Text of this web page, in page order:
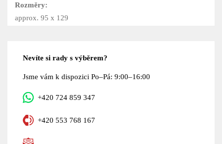
Rozměry:
approx. 95 x 129
Nevíte si rady s výběrem?
Jsme vám k dispozici Po–Pá: 9:00–16:00
+420 724 859 347
+420 553 768 167